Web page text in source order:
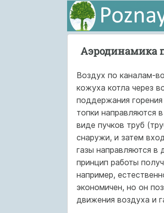
Аэродинамика
Воздух по каналам-
кожуха котла через
поддер­жания
топки направляются
виде пуч­ков труб
снаружи, и затем
газы направляются
принцип работы
например,
эко­номичен, но он
движения воздуха и